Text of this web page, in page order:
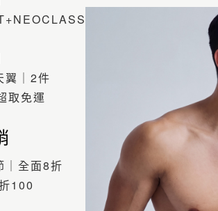
翼｜2件
取免運
全面8折
100